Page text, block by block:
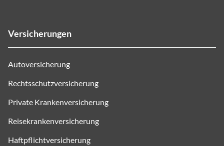
Versicherungen
Autoversicherung
Rechtsschutzversicherung
Private Krankenversicherung
Reisekrankenversicherung
Haftpflichtversicherung